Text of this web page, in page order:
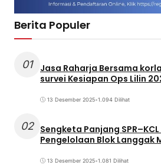
Berita Populer
01
Jasa Raharja Bersama
survei Kesiapan Ops Lilin
13 Desember 2025•1.094 Dilihat
02 Sengketa Panjang
Pengelolaan Blok Langgak
13 Desember 2025•1.081 Dilihat